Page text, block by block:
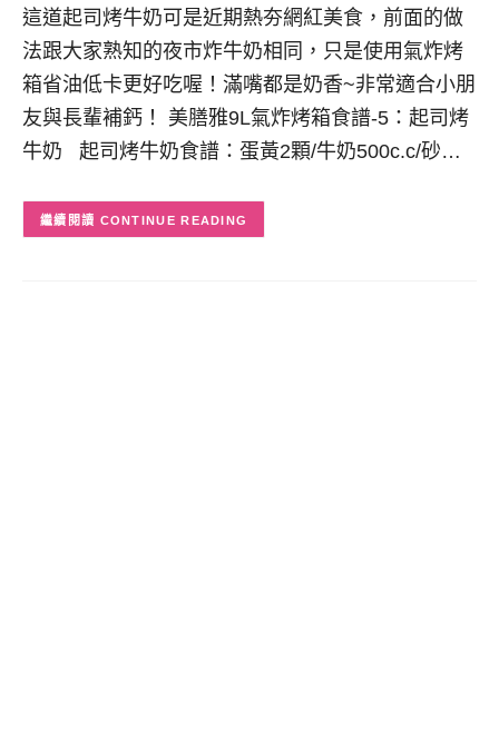
這道起司烤牛奶可是近期熱夯網紅美食，前面的做
法跟大家熟知的夜市炸牛奶相同，只是使用氣炸烤
箱省油低卡更好吃喔！滿嘴都是奶香~非常適合小朋
友與長輩補鈣！ 美膳雅9L氣炸烤箱食譜-5：起司烤
牛奶 起司烤牛奶食譜：蛋黃2顆/牛奶500c.c/砂…
CONTINUE READING